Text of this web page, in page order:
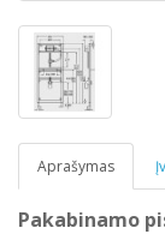
Aprašymas
Pakabinamo